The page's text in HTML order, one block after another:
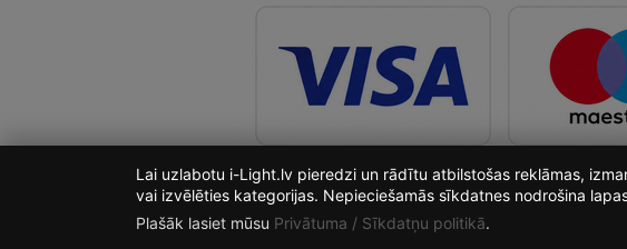
Lai uzlabotu i-Light.lv pieredzi un rādītu atbilstošas reklāmas,
vai izvēlēties kategorijas. Nepieciešamās sīkdatnes nodrošina
Plašāk lasiet mūsu Privātuma / Sīkdatņu politikā.